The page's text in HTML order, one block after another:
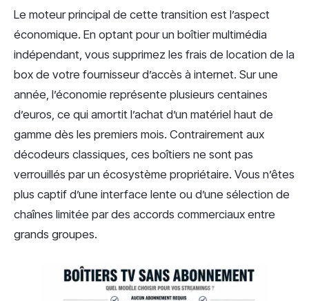
Le moteur principal de cette transition est l’aspect
économique. En optant pour un boîtier multimédia
indépendant, vous supprimez les frais de location de la
box de votre fournisseur d’accès à internet. Sur une
année, l’économie représente plusieurs centaines
d’euros, ce qui amortit l’achat d’un matériel haut de
gamme dès les premiers mois. Contrairement aux
décodeurs classiques, ces boîtiers ne sont pas
verrouillés par un écosystème propriétaire. Vous n’êtes
plus captif d’une interface lente ou d’une sélection de
chaînes limitée par des accords commerciaux entre
grands groupes.